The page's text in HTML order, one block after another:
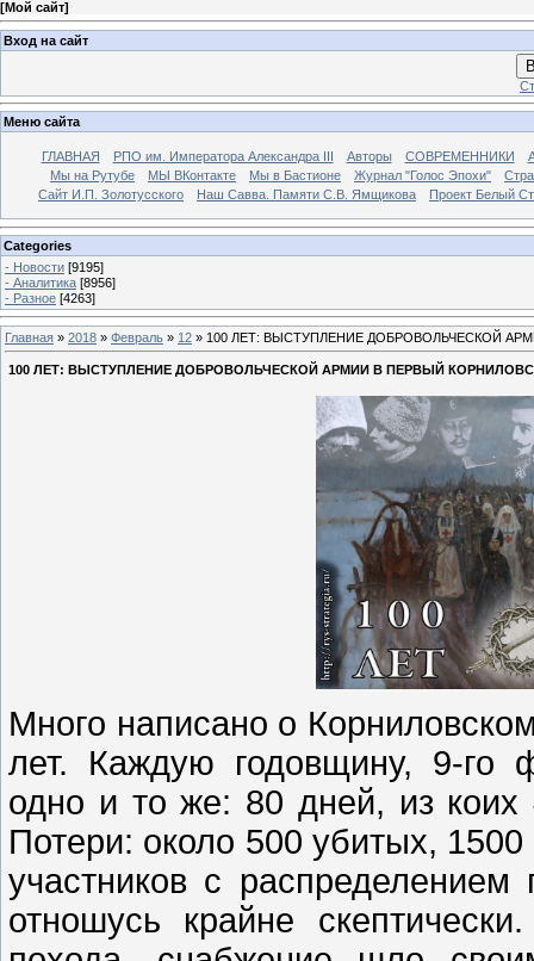
[Мой сайт]
Вход на сайт
Меню сайта
ГЛАВНАЯ РПО им. Императора Александра III Авторы СОВРЕМЕННИКИ
Мы на Рутубе
МЫ ВКонтакте Мы в Бастионе Журнал "Голос Эпохи"
Сайт И.П. Золотусского
Наш Савва. Памяти С.В. Ямщикова Проект Белый
Categories
- Новости [9195]
- Аналитика [8956]
- Разное [4263]
Главная » 2018 » Февраль » 12 » 100 ЛЕТ: ВЫСТУПЛЕНИЕ ДОБРОВОЛЬЧЕСКОЙ
100 ЛЕТ: ВЫСТУПЛЕНИЕ ДОБРОВОЛЬЧЕСКОЙ АРМИИ В ПЕРВЫЙ
Много написано о
лет. Каждую годовщину, 9-го
одно и то же: 80 дней, из коих
Потери: около 500 убитых,
участников с
отношусь крайне